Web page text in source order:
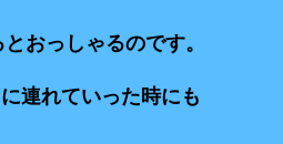
おっしゃるのです。
連れていった時にも